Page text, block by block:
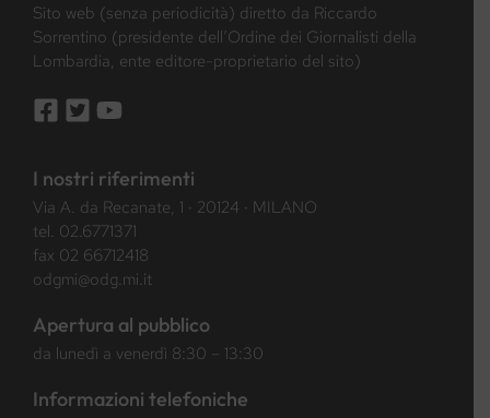
Sito web (senza periodicità) diretto da Riccardo
Sorrentino (presidente dell’Ordine dei Giornalisti della
Lombardia, ente editore-proprietario del sito)
I nostri riferimenti
Via A. da Recanate, 1 · 20124 · MILANO
tel. 02.6771371
fax 02 66712418
odgmi@odg.mi.it
Apertura al pubblico
da lunedì a venerdì 8:30 – 13:30
Informazioni telefoniche